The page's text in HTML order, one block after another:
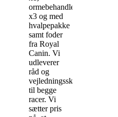
ormebehandlet
x3 og med
hvalpepakke
samt foder
fra Royal
Canin. Vi
udleverer
råd og
vejledningsskrivelse,
til begge
racer. Vi
sætter pris